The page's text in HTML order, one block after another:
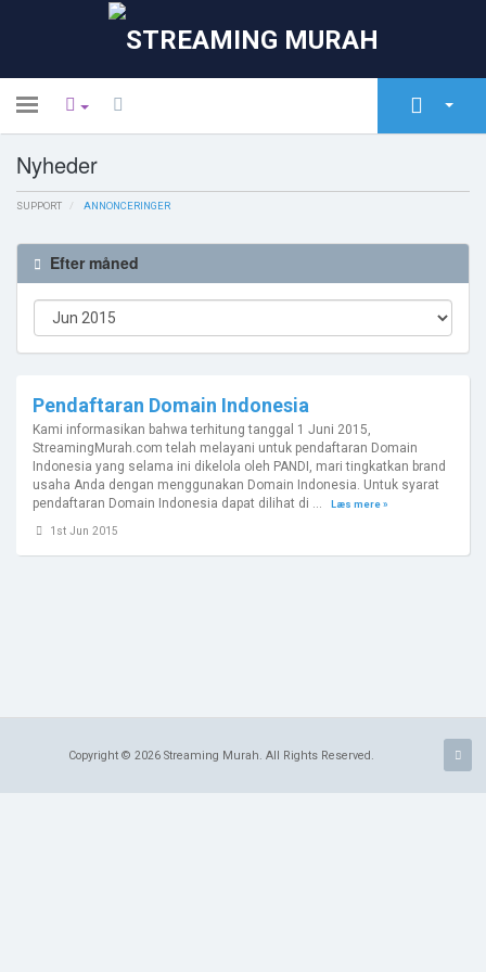
Toggle
Kundeside
Store
Netværksstatus
Nyheder
SUPPORT ANNONCERINGER
Efter måned
Pendaftaran Domain Indonesia
Kami informasikan bahwa terhitung tanggal 1 Juni 2015,
StreamingMurah.com telah melayani untuk pendaftaran Domain
Indonesia yang selama ini dikelola oleh PANDI, mari tingkatkan brand
usaha Anda dengan menggunakan Domain Indonesia. Untuk syarat
pendaftaran Domain Indonesia dapat dilihat di ...
Læs mere »
1st Jun 2015
Copyright © 2026 Streaming Murah. All Rights Reserved.